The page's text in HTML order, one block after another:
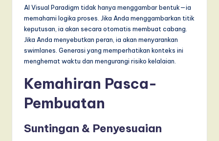
AI Visual Paradigm tidak hanya menggambar bentuk—ia
memahami logika proses. Jika Anda menggambarkan titik
keputusan, ia akan secara otomatis membuat cabang.
Jika Anda menyebutkan peran, ia akan menyarankan
swimlanes. Generasi yang memperhatikan konteks ini
menghemat waktu dan mengurangi risiko kelalaian.
Kemahiran Pasca-
Pembuatan
Suntingan & Penyesuaian